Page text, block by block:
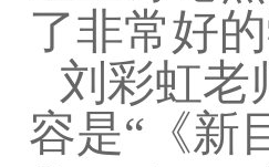
了非常好
刘彩虹老
容是“《新